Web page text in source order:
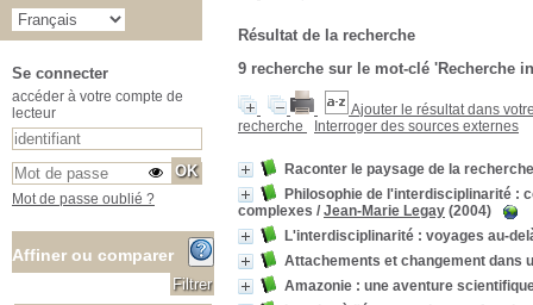
Résultat de la recherche
9 recherche sur le mot-clé 'Recherche
Ajouter le résultat dans
recherche
Interroger des sources externes
Raconter le paysage de la recherche
Philosophie de l'interdisciplinarité :
complexes / Jean-Marie Legay (2004)
L'interdisciplinarité : voyages au-
Attachements et changement dans
Amazonie : une aventure
Se connecter
accéder à votre compte de
lecteur
Mot de passe oublié ?
Affiner ou comparer